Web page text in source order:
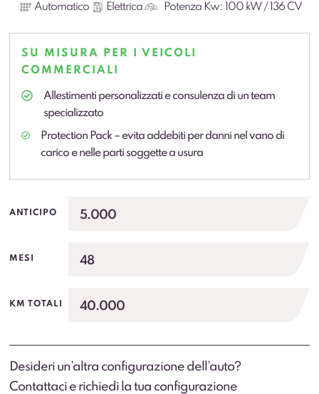
Automatico Elettrica Potenza Kw: 100 kW / 136 CV
SU MISURA PER I VEICOLI
COMMERCIALI
Allestimenti personalizzati e consulenza di un team
specializzato
Protection Pack – evita addebiti per danni nel vano di
carico e nelle parti soggette a usura
ANTICIPO 5.000
MESI 48
KM TOTALI 40.000
Desideri un’altra configurazione dell’auto?
Contattaci e richiedi la tua configurazione